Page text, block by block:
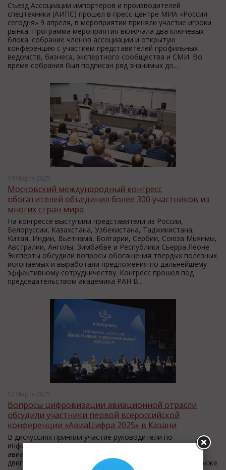
Съезд Ассоциации импортеров и производителей
спецтехники (АИПС) прошел в пресс-центре МИА «Россия
сегодня» 9 апреля, в мероприятии приняли участие игроки
рынка. Программа мероприятия включала два ключевых
блока: собрание членов ассоциации и открытую
конференцию с участием представителей профильных
ведомств, бизнеса, экспертного сообщества и СМИ. Во
время собрания был подписан ряд значимых до...
19 Марта 2025
Московский международный конгресс
обогатителей объединил более 300 участников из
многих стран мира
На конгрессе выступили представители из России,
Белоруссии, Казахстана, Узбекистана, Таджикистана,
Китая, Индии, Вьетнама, Болгарии, Сербии, Союза Мьянмы,
Австралии, Анголы, Зимбабве и Республики Сьерра Леоне.
Эксперты обсудили вопросы обогащения твердых полезных
ископаемых и выработали предложения по дальнейшему
эффективному сотрудничеству. Конгресс прошел под
председательством академика РАН В...
12 Марта 2025
Вопросы цифровизации авиационной отрасли
обсудили участники первой всероссийской
конференции «АвиаЦифра 2025» в Казани
В дискуссиях приняли участие руководители по
информационным технологиям Объединенной
авиастроительной корпорации, Объединенной
двигателестроительной корпорации, «РТ-Информ», а также